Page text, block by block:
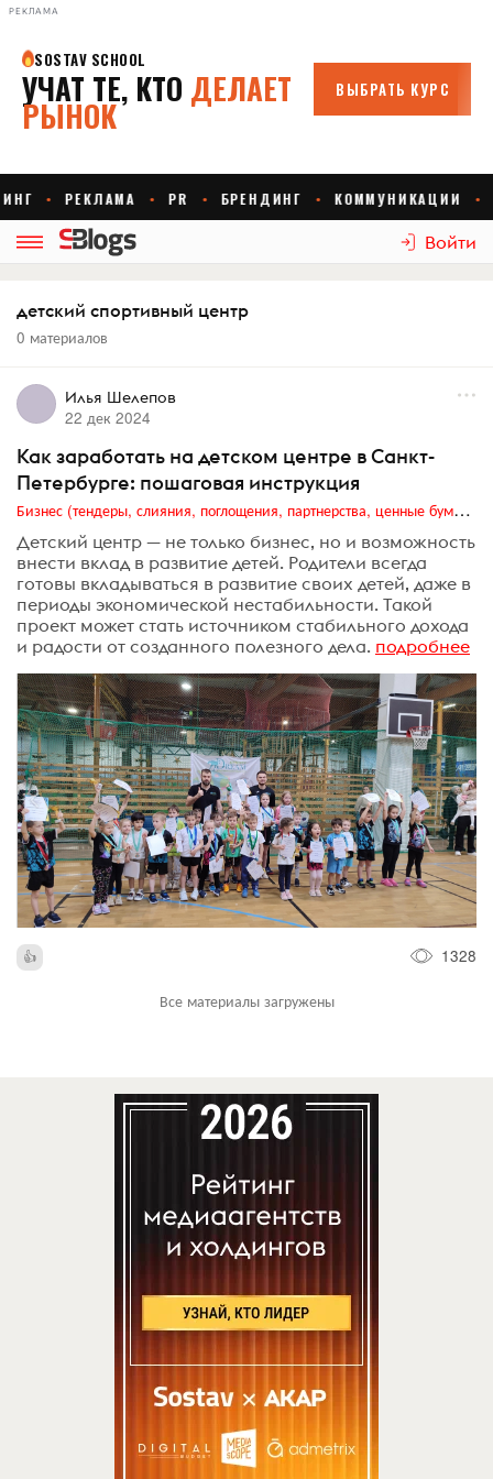
РЕКЛАМА
Войти
детский спортивный центр
0 материалов
Илья Шелепов
22 дек 2024
Как заработать на детском центре в Санкт-
Петербурге: пошаговая инструкция
Бизнес (тендеры, слияния, поглощения, партнерства, ценные бумаги, акционеры, финансы и отчетность)
Детский центр — не только бизнес, но и возможность
внести вклад в развитие детей. Родители всегда
готовы вкладываться в развитие своих детей, даже в
периоды экономической нестабильности. Такой
проект может стать источником стабильного дохода
и радости от созданного полезного дела. подробнее
1328
Все материалы загружены